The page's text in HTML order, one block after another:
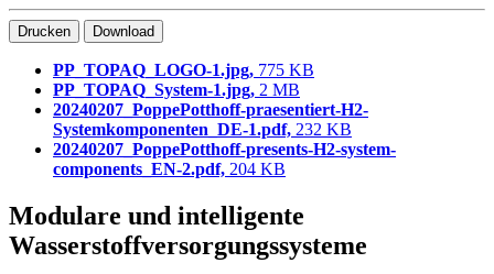
Drucken Download
PP_TOPAQ_LOGO-1.jpg, 775 KB
PP_TOPAQ_System-1.jpg, 2 MB
20240207_PoppePotthoff-praesentiert-H2-
Systemkomponenten_DE-1.pdf, 232 KB
20240207_PoppePotthoff-presents-H2-system-
components_EN-2.pdf, 204 KB
Modulare und intelligente
Wasserstoffversorgungssysteme